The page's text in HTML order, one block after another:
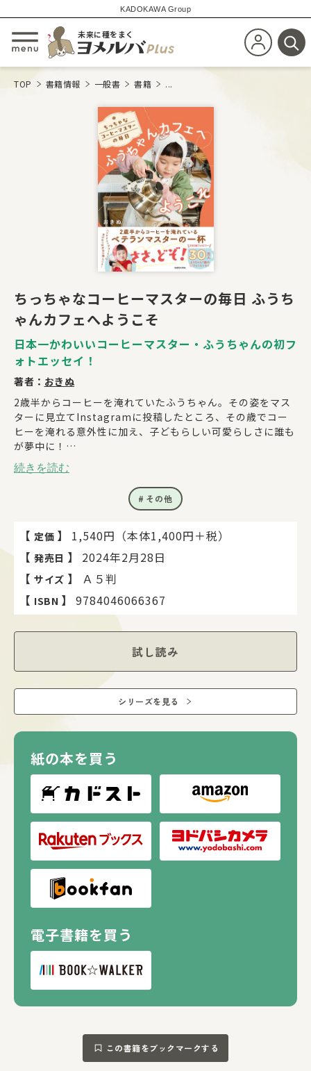
KADOKAWA Group
メニューを開閉する
未来に種をまく
新規会員登
検
TOP 書籍情報 一般書 書籍 ...
ちっちゃなコーヒーマスターの毎日 ふうち
ゃんカフェへようこそ
日本一かわいいコーヒーマスター・ふうちゃんの初フ
ォトエッセイ！
著者： おきぬ
2歳半からコーヒーを淹れていたふうちゃん。その姿をマス
ターに見立てInstagramに投稿したところ、その歳でコー
ヒーを淹れる意外性に加え、子どもらしい可愛らしさに誰も
が夢中に！
本書ではそんなふうちゃんの写真をふんだんに使った、はじ
めてのフォトエッセイです。
SNS投稿の裏側やふだんのふうちゃんの様子など、撮りおろ
ぐいなど、お気に入りグッズも細かく紹介しており、読み応
続きを読む
その他
【 定価 】
1,540円（本体1,400円＋税）
【 発売日 】
2024年2月28日
【 サイズ 】
Ａ５判
【 ISBN 】 9784046066367
試し読み
シリーズを見る
紙の本を買う
電子書籍を買う
この書籍をブックマークする